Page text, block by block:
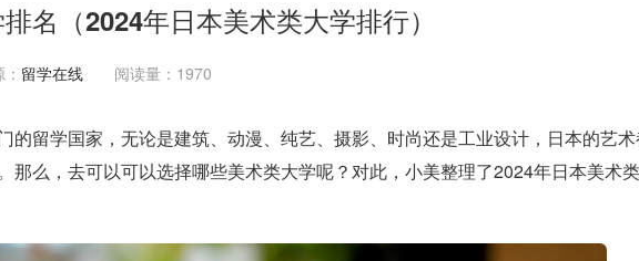
名（2024年日本美术类大学排行）
留学在线 阅读量：1970
的留学国家，无论是建筑、动漫、纯艺、摄影、时尚还是工业设计，日本的艺
那么，去可以可以选择哪些美术类大学呢？对此，小美整理了2024年日本美术